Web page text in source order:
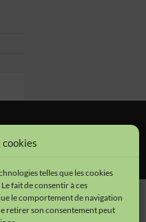
telles que les cookies
fait de consentir à ces
le comportement de navigation
retirer son consentement peut